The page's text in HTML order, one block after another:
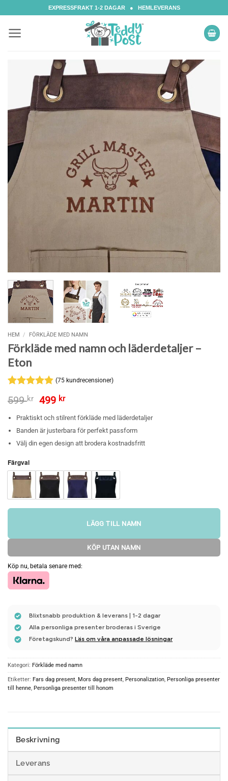
to
EXPRESSFRAKT 1-2 DAGAR ● HEMLEVERANS
HEM / FÖRKLÄDE MED NAMN
Förkläde med namn och läderdetaljer –
Eton
Betygsatt
4.81av 5
kundrecensioner
(75 kundrecensioner)
599kr
Det
priset
var:
599 kr.
499 krDet
priset
är:
499 kr.
Praktiskt och stilrent förkläde med läderdetaljer
Banden är justerbara för perfekt passform
Välj din egen design att brodera kostnadsfritt
Färgval
LÄGG TILL NAMN
KÖP UTAN NAMN
Köp nu, betala senare med:
Blixtsnabb produktion & leverans | 1-2 dagar
Alla personliga presenter broderas i Sverige
Företagskund?Läs om våra anpassade lösningar
Kategori: Förkläde med namn
Etiketter: Fars dag present, Mors dag present, Personalization, Personliga presenter
till henne, Personliga presenter till honom
Beskrivning
Leverans